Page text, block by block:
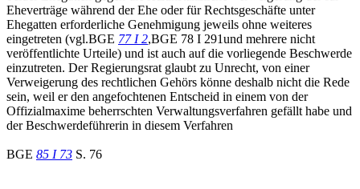
Eheverträge während der Ehe oder für Rechtsgeschäfte unter
Ehegatten erforderliche Genehmigung jeweils ohne weiteres
eingetreten (vgl.BGE 77 I 2,BGE 78 I 291und mehrere nicht
veröffentlichte Urteile) und ist auch auf die vorliegende Beschwerde
einzutreten. Der Regierungsrat glaubt zu Unrecht, von einer
Verweigerung des rechtlichen Gehörs könne deshalb nicht die Rede
sein, weil er den angefochtenen Entscheid in einem von der
Offizialmaxime beherrschten Verwaltungsverfahren gefällt habe und
der Beschwerdeführerin in diesem Verfahren
BGE 85 I 73 S. 76